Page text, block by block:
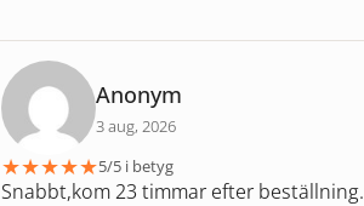
Anonym
3 aug, 2026
★★★★★5/5 i betyg
Snabbt,kom 23 timmar efter beställning.